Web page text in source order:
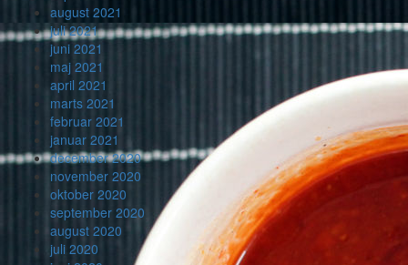
august 2021
juli 2021
juni 2021
maj 2021
april 2021
marts 2021
februar 2021
januar 2021
december 2020
november 2020
oktober 2020
september 2020
august 2020
juli 2020